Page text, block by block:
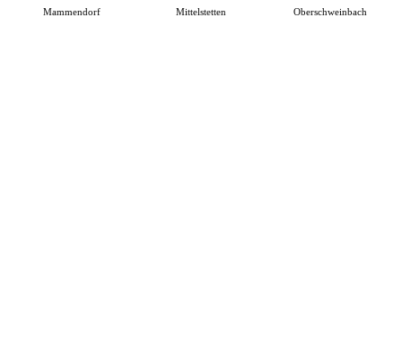
Mammendorf Mittelstetten Oberschweinbach